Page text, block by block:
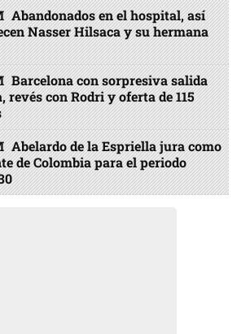
Abandonados en el hospital, así
Nasser Hilsaca y su hermana
Barcelona con sorpresiva salida
revés con Rodri y oferta de 115
Abelardo de la Espriella jura como
de Colombia para el periodo